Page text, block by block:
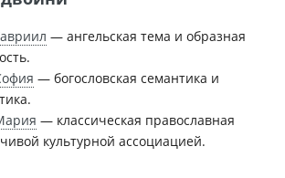
— ангельская тема и образная
— богословская семантика и
— классическая православная
культурной ассоциацией.